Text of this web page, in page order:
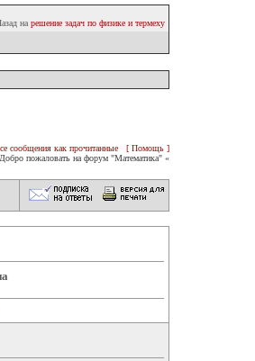
на решение задач по физике и термеху
сообщения как прочитанные
[ Помощь ]
пожаловать на форум "Математика" «